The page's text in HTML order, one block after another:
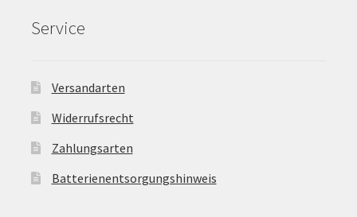
Service
Versandarten
Widerrufsrecht
Zahlungsarten
Batterienentsorgungshinweis